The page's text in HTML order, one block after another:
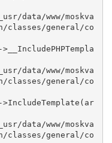
classes/general/co
classes/general/co
>IncludeTemplate(ar
classes/general/co